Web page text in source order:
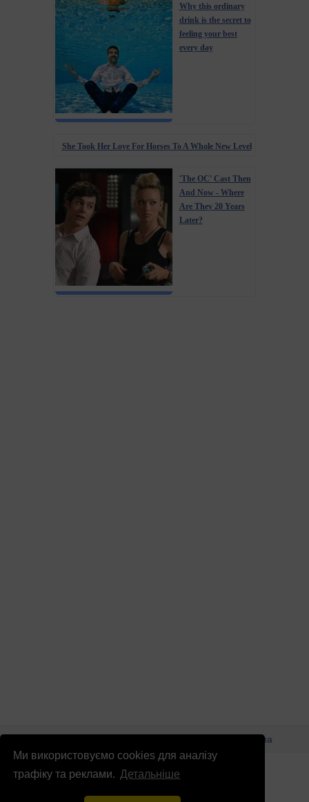
Ми використовуємо cookies для аналізу
трафіку та реклами. Детальніше
Why this ordinary
drink is the secret to
feeling your best
every day
She Took Her Love For Horses To A Whole New Level
'The OC' Cast Then
And Now - Where
Are They 20 Years
Later?
© Патріоти України 2026 Правова інформація
Реклама
info@patrioty.org.ua